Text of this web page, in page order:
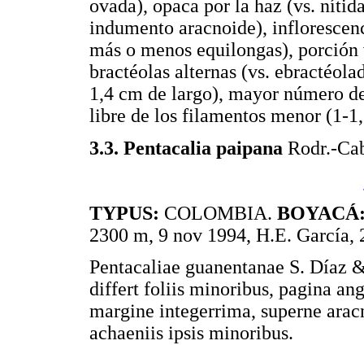
ovada), opaca por la haz (vs.
indumento aracnoide),
más o menos equilongas),
bractéolas alternas (vs.
1,4 cm de largo), mayor número
libre de los filamentos menor (1-
3.3. Pentacalia paipana Rodr.-
TYPUS: COLOMBIA.
2300 m, 9 nov 1994, H.E.
Pentacaliae guanentanae S.
differt foliis minoribus, pagina
margine integerrima, superne
achaeniis ipsis minoribus.